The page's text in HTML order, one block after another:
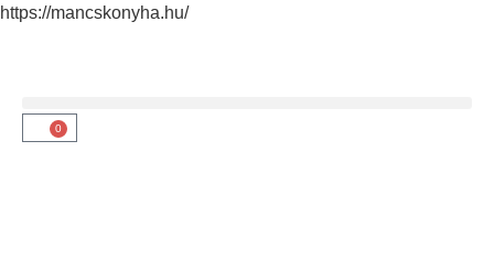
https://mancskonyha.hu/
0